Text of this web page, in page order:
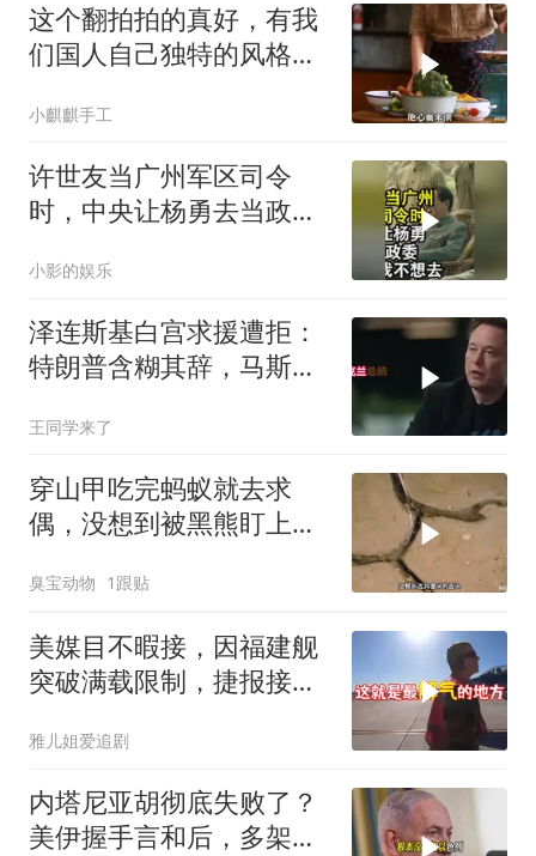
这个翻拍拍的真好，有我
们国人自己独特的风格魅
小麒麒手工
许世友当广州军区司令
时，中央让杨勇去当政
小影的娱乐
泽连斯基白宫求援遭拒：
特朗普含糊其辞，马斯克
王同学来了
穿山甲吃完蚂蚁就去求
偶，没想到被黑熊盯上
臭宝动物 1跟贴
美媒目不暇接，因福建舰
突破满载限制，捷报接连
雅儿姐爱追剧
内塔尼亚胡彻底失败了？
美伊握手言和后，多架美